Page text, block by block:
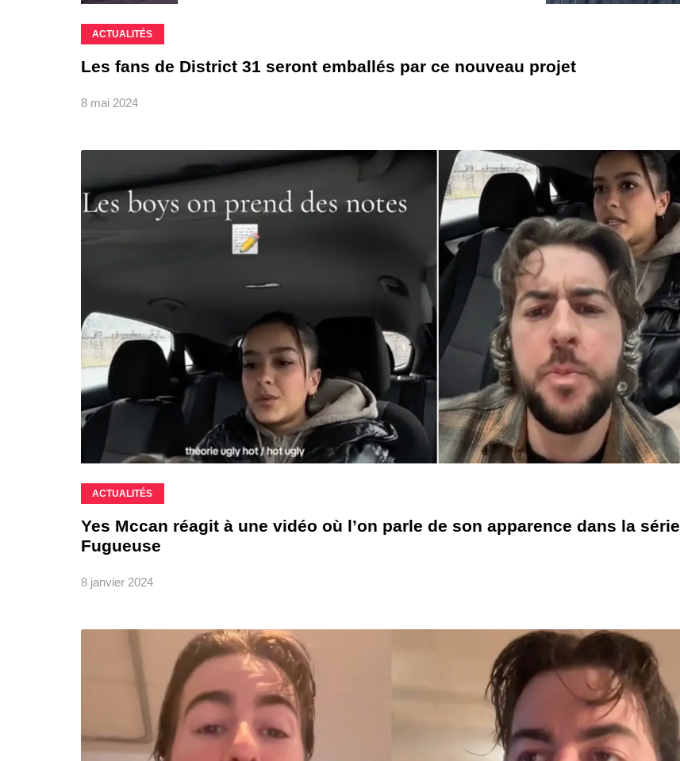
ACTUALITÉS
Les fans de District 31 seront emballés par ce nouveau projet
8 mai 2024
ACTUALITÉS
Yes Mccan réagit à une vidéo où l’on parle de son apparence dans la série
Fugueuse
8 janvier 2024